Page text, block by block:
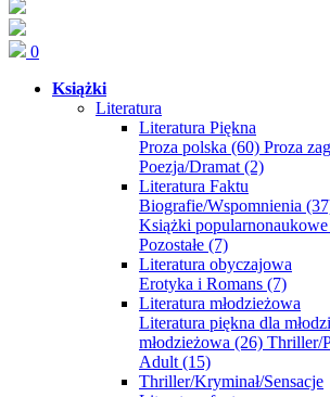
0
Książki
Literatura
Literatura Piękna
Proza polska (60) Proza
Poezja/Dramat (2)
Literatura Faktu
Biografie/Wspomnienia
Książki popularnonaukowe
Pozostałe (7)
Literatura obyczajowa
Erotyka i Romans (7)
Literatura młodzieżowa
Literatura piękna dla
młodzieżowa (26) Thriller/
Adult (15)
Thriller/Kryminał/Sensacje